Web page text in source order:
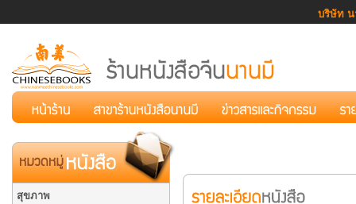
บริษัท น
สุขภาพ